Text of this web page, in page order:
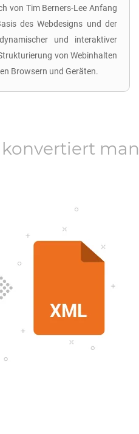
von Tim Berners-Lee Anfang
des Webdesigns und der
und interaktiver
von Webinhalten
Browsern und Geräten.
man